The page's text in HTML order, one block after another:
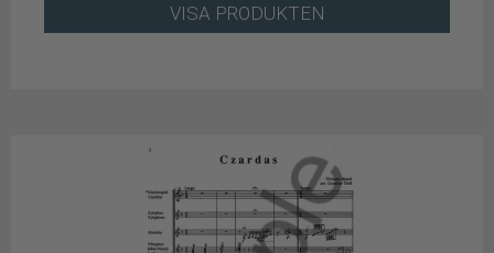
VISA PRODUKTEN